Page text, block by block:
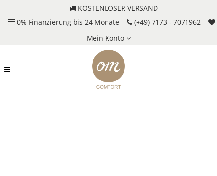
KOSTENLOSER VERSAND
0% Finanzierung bis 24 Monate
(+49) 7173 - 7071962
Mein Konto